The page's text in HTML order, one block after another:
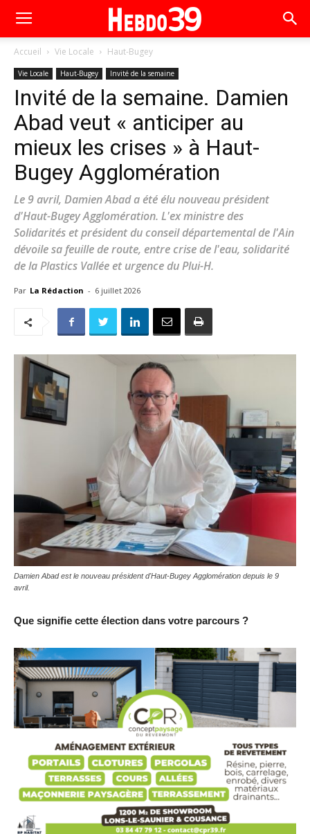
Accueil Vie Locale Haut-Bugey
Vie Locale Haut-Bugey Invité de la semaine
Invité de la semaine. Damien
Abad veut « anticiper au
mieux les crises » à Haut-
Bugey Agglomération
Le 9 avril, Damien Abad a été élu nouveau président
d'Haut-Bugey Agglomération. L'ex ministre des
Solidarités et président du conseil départemental de l'Ain
dévoile sa feuille de route, entre crise de l'eau, solidarité
de la Plastics Vallée et urgence du Plui-H.
Par La Rédaction - 6 juillet 2026
Damien Abad est le nouveau président d'Haut-Bugey Agglomération depuis le 9
avril.
Que signifie cette élection dans votre parcours ?